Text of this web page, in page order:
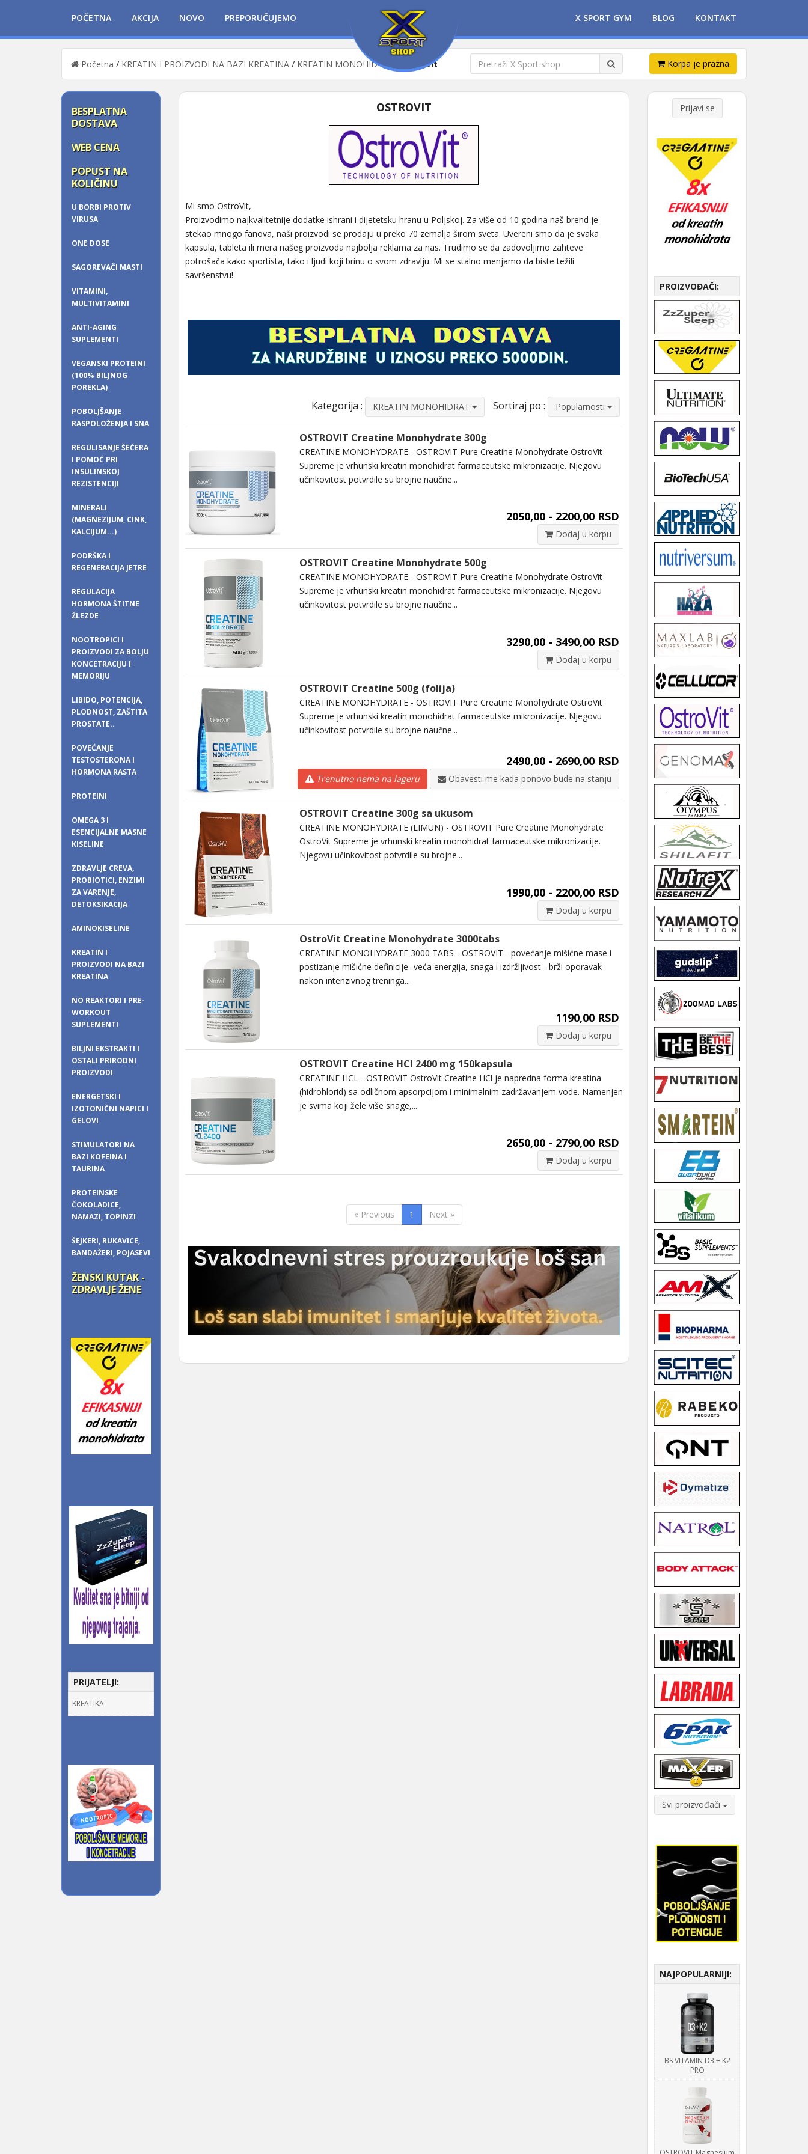
POČETNA AKCIJA NOVO PREPORUČUJEMO X SPORT GYM BLOG KONTAKT
Početna / KREATIN I PROIZVODI NA BAZI KREATINA / KREATIN MONOHIDRAT Ostrovit Korpa je prazna
BESPLATNA
DOSTAVA
WEB CENA
POPUST NA
KOLIČINU
U BORBI PROTIV
VIRUSA
ONE DOSE
SAGOREVAČI MASTI
VITAMINI,
MULTIVITAMINI
ANTI-AGING
SUPLEMENTI
VEGANSKI PROTEINI
(100% BILJNOG
POREKLA)
POBOLJŠANJE
RASPOLOŽENJA I SNA
REGULISANJE ŠEĆERA
I POMOĆ PRI
INSULINSKOJ
REZISTENCIJI
MINERALI
(MAGNEZIJUM, CINK,
KALCIJUM...)
PODRŠKA I
REGENERACIJA JETRE
REGULACIJA
HORMONA ŠTITNE
ŽLEZDE
NOOTROPICI I
PROIZVODI ZA BOLJU
KONCETRACIJU I
MEMORIJU
LIBIDO, POTENCIJA,
PLODNOST, ZAŠTITA
PROSTATE..
POVEĆANJE
TESTOSTERONA I
HORMONA RASTA
PROTEINI
OMEGA 3 I
ESENCIJALNE MASNE
KISELINE
ZDRAVLJE CREVA,
PROBIOTICI, ENZIMI
ZA VARENJE,
DETOKSIKACIJA
AMINOKISELINE
KREATIN I
PROIZVODI NA BAZI
KREATINA
NO REAKTORI I PRE-
WORKOUT
SUPLEMENTI
BILJNI EKSTRAKTI I
OSTALI PRIRODNI
PROIZVODI
ENERGETSKI I
IZOTONIČNI NAPICI I
GELOVI
STIMULATORI NA
BAZI KOFEINA I
TAURINA
PROTEINSKE
ČOKOLADICE,
NAMAZI, TOPINZI
ŠEJKERI, RUKAVICE,
BANDAŽERI, POJASEVI
ŽENSKI KUTAK -
ZDRAVLJE ŽENE
PRIJATELJI:
KREATIKA
OSTROVIT
Mi smo OstroVit,
Proizvodimo najkvalitetnije dodatke ishrani i dijetetsku hranu u Poljskoj. Za više od 10 godina naš brend je
stekao mnogo fanova, naši proizvodi se prodaju u preko 70 zemalja širom sveta. Uvereni smo da je svaka
kapsula, tableta ili mera našeg proizvoda najbolja reklama za nas. Trudimo se da zadovoljimo zahteve
potrošača kako sportista, tako i ljudi koji brinu o svom zdravlju. Mi se stalno menjamo da biste težili
savršenstvu!
Kategorija : KREATIN MONOHIDRAT Sortiraj po : Popularnosti
OSTROVIT Creatine Monohydrate 300g
CREATINE MONOHYDRATE - OSTROVIT Pure Creatine Monohydrate OstroVit
Supreme je vrhunski kreatin monohidrat farmaceutske mikronizacije. Njegovu
učinkovitost potvrdile su brojne naučne...
2050,00 - 2200,00 RSD
Dodaj u korpu
OSTROVIT Creatine Monohydrate 500g
CREATINE MONOHYDRATE - OSTROVIT Pure Creatine Monohydrate OstroVit
Supreme je vrhunski kreatin monohidrat farmaceutske mikronizacije. Njegovu
učinkovitost potvrdile su brojne naučne...
3290,00 - 3490,00 RSD
Dodaj u korpu
OSTROVIT Creatine 500g (folija)
CREATINE MONOHYDRATE - OSTROVIT Pure Creatine Monohydrate OstroVit
Supreme je vrhunski kreatin monohidrat farmaceutske mikronizacije. Njegovu
učinkovitost potvrdile su brojne naučne...
2490,00 - 2690,00 RSD
Trenutno nema na lageru Obavesti me kada ponovo bude na stanju
OSTROVIT Creatine 300g sa ukusom
CREATINE MONOHYDRATE (LIMUN) - OSTROVIT Pure Creatine Monohydrate
OstroVit Supreme je vrhunski kreatin monohidrat farmaceutske mikronizacije.
Njegovu učinkovitost potvrdile su brojne...
1990,00 - 2200,00 RSD
Dodaj u korpu
OstroVit Creatine Monohydrate 3000tabs
CREATINE MONOHYDRATE 3000 TABS - OSTROVIT - povećanje mišićne mase i
postizanje mišićne definicije -veća energija, snaga i izdržljivost - brži oporavak
nakon intenzivnog treninga...
1190,00 RSD
Dodaj u korpu
OSTROVIT Creatine HCl 2400 mg 150kapsula
CREATINE HCL - OSTROVIT OstroVit Creatine HCl je napredna forma kreatina
(hidrohlorid) sa odličnom apsorpcijom i minimalnim zadržavanjem vode. Namenjen
je svima koji žele više snage,...
2650,00 - 2790,00 RSD
Dodaj u korpu
« Previous 1 Next »
Prijavi se
PROIZVOĐAČI:
Svi proizvođači
NAJPOPULARNIJI:
BS VITAMIN D3 + K2
PRO